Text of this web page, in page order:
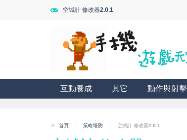
空城計 修改器2.0.1
互動養成 其它 動作與射擊
首頁 / 策略塔防 / 空城計 修改器2.0.1